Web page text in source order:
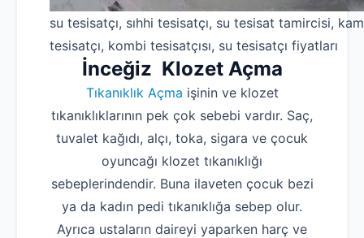
su tesisatçı, sıhhi tesisatçı, su tesisat tamircisi,
tesisatçı, kombi tesisatçısı, su tesisatçı fiyatları
İnceğiz Klozet Açma
Tıkanıklık Açma işinin ve klozet
tıkanıklıklarının pek çok sebebi vardır. Saç,
tuvalet kağıdı, alçı, toka, sigara ve çocuk
oyuncağı klozet tıkanıklığı
sebeplerindendir. Buna ilaveten çocuk bezi
ya da kadın pedi tıkanıklığa sebep olur.
Ayrıca ustaların daireyi yaparken harç ve